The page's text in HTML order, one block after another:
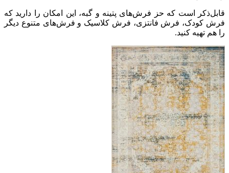
قابل‌ذکر است که حز فرش‌های پتینه و گبه، این امکان را دارید که
فرش کودک، فرش فانتزی، فرش کلاسیک و فرش‌های متنوع دیگر
را هم تهیه کنید.